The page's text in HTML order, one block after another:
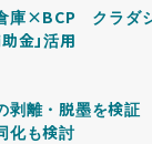
庫×BCP クラダ
金」活用
剥離・脱墨を検
化も検討